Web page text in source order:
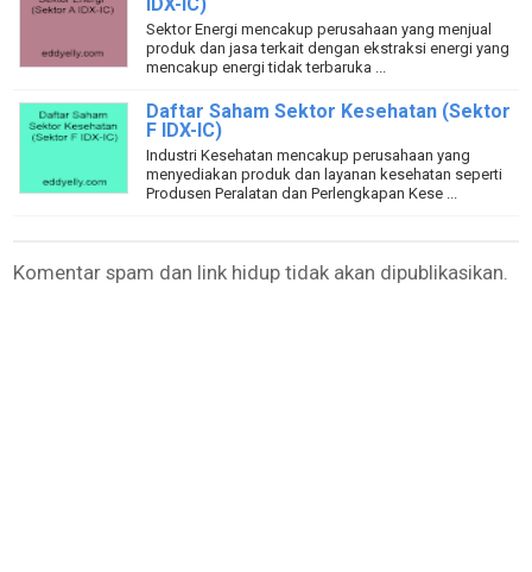
IDX-IC)
Sektor Energi mencakup perusahaan yang menjual
produk dan jasa terkait dengan ekstraksi energi yang
mencakup energi tidak terbaruka ...
Daftar Saham Sektor Kesehatan (Sektor
F IDX-IC)
Industri Kesehatan mencakup perusahaan yang
menyediakan produk dan layanan kesehatan seperti
Produsen Peralatan dan Perlengkapan Kese ...
Komentar spam dan link hidup tidak akan dipublikasikan.